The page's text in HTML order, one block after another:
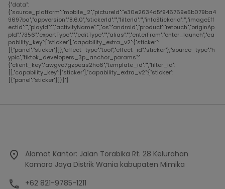
{"data":
{"source_platform":"mobile_2","pictureId":"e30e2634d5f946769e5b079ba4
9697ba","appversion":"8.6.0","stickerId":"","filterId":"","infoStickerId":"","imageEff
ectId":"","playId":"","activityName":"","os":"android","product":"retouch","originAp
pId":"7356","exportType":"","editType":"","alias":"","enterFrom":"enter_launch","ca
pability_key":["sticker"],"capability_extra_v2":{"sticker":
[{"panel":"sticker"}]},"effect_type":"tool","effect_id":"sticker"},"source_type":"h
ypic","tiktok_developers_3p_anchor_params":"
{"client_key":"awgvo7gzpeas2ho6","template_id":"","filter_id":
[],"capability_key":["sticker"],"capability_extra_v2":{"sticker":
[{"panel":"sticker"}]}}"}
Alamat Kantor: Jalan Torabika Rt. 28 Kelurahan
Kamoro Jaya Distrik Wania kabupaten Mimika
+62 821-9785-1211